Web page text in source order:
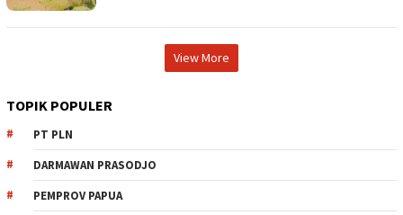
View More
TOPIK POPULER
PT PLN
DARMAWAN PRASODJO
PEMPROV PAPUA